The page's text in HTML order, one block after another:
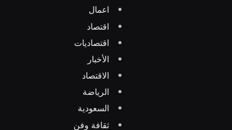
اعمال
اقتصاد
اقتصاديات
الأخبار
الاقتصاد
الرياضة
السعودية
ثقافة وفن